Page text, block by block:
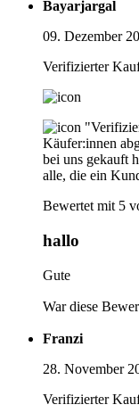
Bayarjargal
09. Dezember
Verifizierter
Käufer:innen
bei uns gekauft
alle, die ein
Bewertet mit 5
hallo
Gute
War diese
Franzi
28. November
Verifizierter